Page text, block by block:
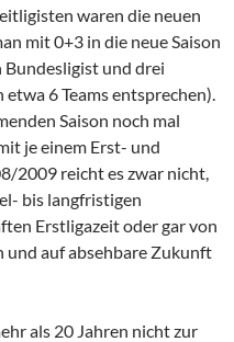
waren die neuen
mit 0+3 in die neue Saison
Bundesligist und drei
6 Teams entsprechen).
Saison noch mal
je einem Erst- und
2009 reicht es zwar nicht,
bis langfristigen
Erstligazeit oder gar von
auf absehbare Zukunft
als 20 Jahren nicht zur